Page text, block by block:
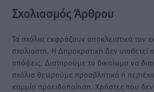
Σχολιασμός Άρθρου
Τα σχόλια εκφράζουν αποκλειστικά τον
σχολιαστή. Η Δημοκρατική δεν υιοθετεί
απόψεις. Διατηρούμε το δικαίωμα να
σχόλια θεωρούμε προσβλητικά ή
καμμία προειδοποίηση. Χρήστες που